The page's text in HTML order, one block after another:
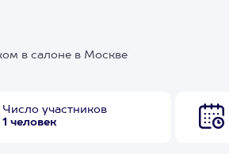
в салоне в Москве
Число участников
1 человек